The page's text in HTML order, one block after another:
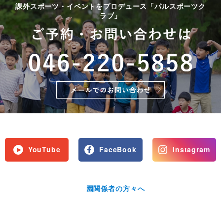
課外スポーツ・イベントをプロデュース「パルスポーツク
ラブ」
YouTube FaceBook Instagram
園関係者の方々へ